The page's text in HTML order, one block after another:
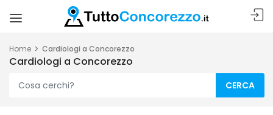
Home Cardiologi a Concorezzo
Cardiologi a Concorezzo
CERCA